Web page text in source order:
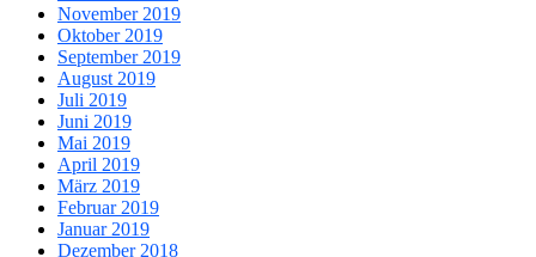
November 2019
Oktober 2019
September 2019
August 2019
Juli 2019
Juni 2019
Mai 2019
April 2019
März 2019
Februar 2019
Januar 2019
Dezember 2018